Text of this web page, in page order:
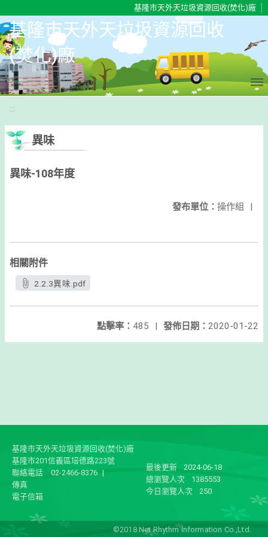
基隆市天外天垃圾資源回收(焚化)廠
基隆市天外天垃圾資源回收
(焚化)廠
:::
異味
異味-108年度
發布單位： 操作組 |
相關附件
2.2.3異味.pdf
發佈日期： 2020-01-22
點擊率： 485 |
基隆市天外天垃圾資源回收(焚化)廠
基隆市201信義區培德路223號
聯絡電話
02-2466-8376 |
傳真
電子信箱
最後更新
2024-06-18
總瀏覽人次
1385553
今日瀏覽人次
250
©2018 Net Rhythm Information Co.,Ltd.